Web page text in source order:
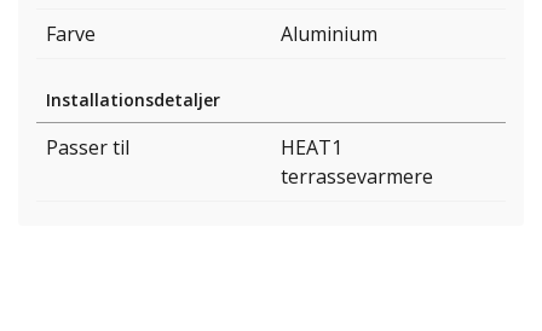
Farve
Aluminium
Installationsdetaljer
Passer til
HEAT1
terrassevarmere